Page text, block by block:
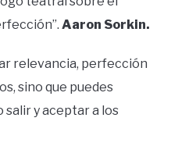
Aaron Sorkin.
relevancia, perfección
sino que puedes
salir y aceptar a los